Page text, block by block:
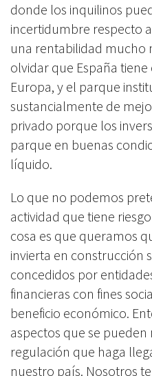
donde los inquilinos
incertidumbre respecto
una rentabilidad mucho
olvidar que España
Europa, y el parque
sustancialmente de
privado porque los
parque en buenas
líquido.
Lo que no podemos
actividad que tiene
cosa es que queramos
invierta en construcción
concedidos por
financieras con fines
beneficio económico.
aspectos que se
regulación que haga
nuestro país. Nosotros